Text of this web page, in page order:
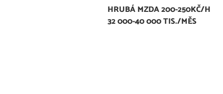
HRUBÁ MZDA 200-250KČ/H
32 000-40 000 TIS./MĚS